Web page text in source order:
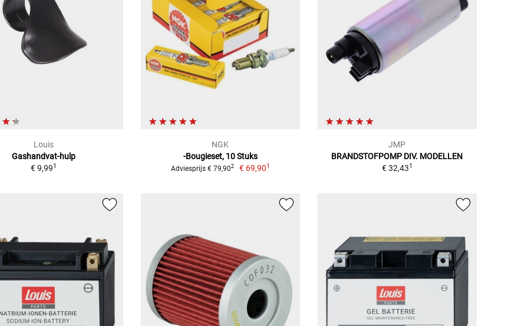
Louis
Gashandvat-hulp
€ 9,991
NGK
-Bougieset, 10 Stuks
Adviesprijs € 79,902 € 69,901
JMP
BRANDSTOFPOMP DIV. MODELLEN
€ 32,431